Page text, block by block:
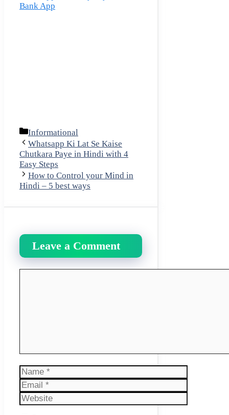
Bank App
Categories
Informational
Whatsapp Ki Lat Se Kaise
Chutkara Paye in Hindi with 4
Easy Steps
How to Control your Mind in
Hindi – 5 best ways
Leave a Comment
Name
Email
Website